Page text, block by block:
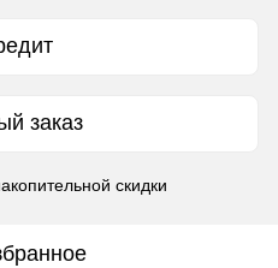
заказ
скидки